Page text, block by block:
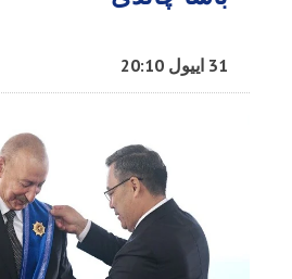
31 اییول 20:10